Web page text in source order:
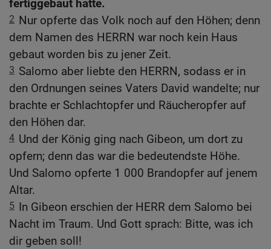
fertiggebaut hatte.
2 Nur opferte das Volk noch auf den Höhen; denn
dem Namen des HERRN war noch kein Haus
gebaut worden bis zu jener Zeit.
3 Salomo aber liebte den HERRN, sodass er in
den Ordnungen seines Vaters David wandelte; nur
brachte er Schlachtopfer und Räucheropfer auf
den Höhen dar.
4 Und der König ging nach Gibeon, um dort zu
opfern; denn das war die bedeutendste Höhe.
Und Salomo opferte 1 000 Brandopfer auf jenem
Altar.
5 In Gibeon erschien der HERR dem Salomo bei
Nacht im Traum. Und Gott sprach: Bitte, was ich
dir geben soll!